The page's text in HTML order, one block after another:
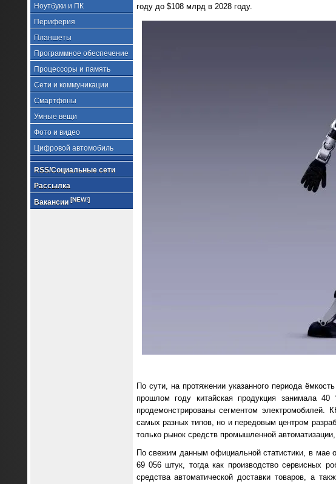
Ноутбуки и ПК
Периферия
Планшеты
Программное обеспечение
Процессоры и память
Сети и коммуникации
Смартфоны
Умные вещи
Фото и видео
Цифровой автомобиль
RSS/Социальные сети
Рассылка
Вакансии [NEW!]
году до $108 млрд в 2028 году.
По сути, на протяжении указанного периода
прошлом году китайская продукция занимала
продемонстрированы сегментом
самых разных типов, но и передовым центром
только рынок средств промышленной
По свежим данным официальной статистики, в мае
69 056 штук, тогда как производство сервисных
средства автоматической доставки товаров, а